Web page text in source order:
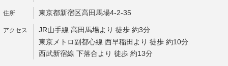
東京都新宿区高田馬場4-2-35
JR山手線 高田馬場より 徒歩 約3分
東京メトロ副都心線 西早稲田より 徒歩 約10分
西武新宿線 下落合より 徒歩 約13分